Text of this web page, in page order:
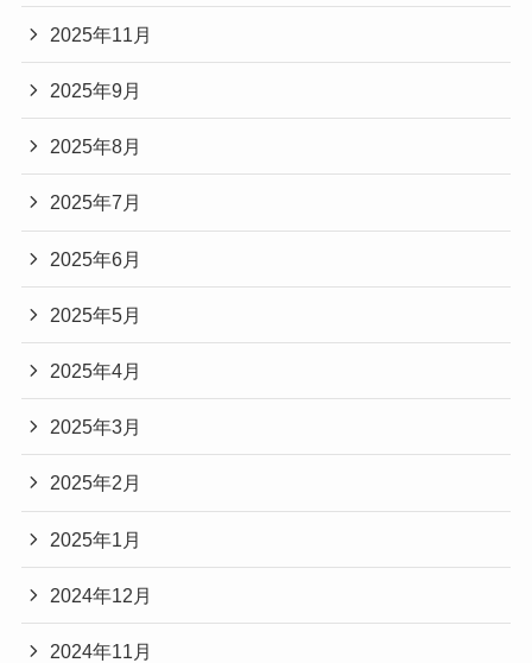
2025年11月
2025年9月
2025年8月
2025年7月
2025年6月
2025年5月
2025年4月
2025年3月
2025年2月
2025年1月
2024年12月
2024年11月